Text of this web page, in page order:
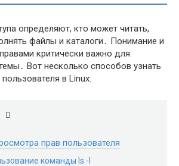
определяют, кто может читать,
файлы и каталоги․ Понимание и
критически важно для
Вот несколько способов узнать
в Linux:
прав пользователя
команды ls -l